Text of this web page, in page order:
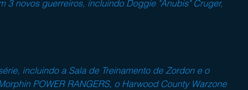
3 novos guerreiros, incluindo Doggie "Anubis" Cruger,
incluindo a Sala de Treinamento de Zordon e o
POWER RANGERS, o Harwood County Warzone